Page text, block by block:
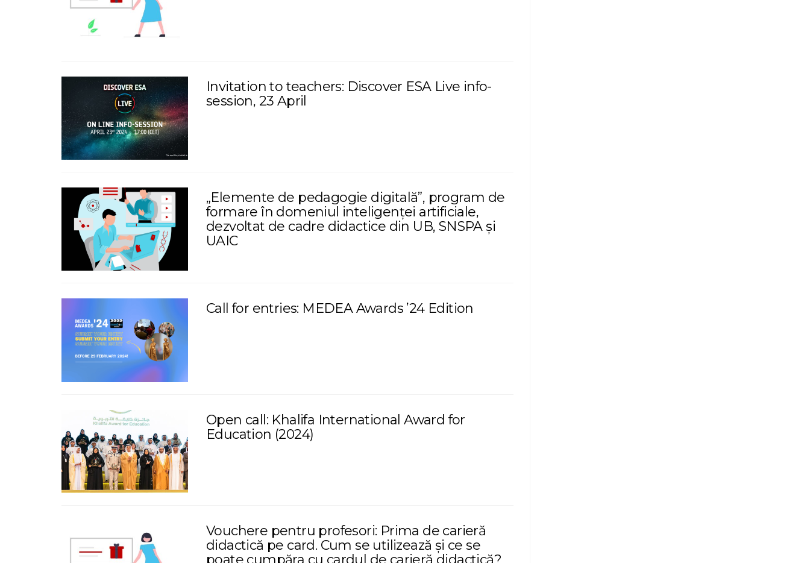
Invitation to teachers: Discover ESA Live info-
session, 23 April
„Elemente de pedagogie digitală”, program de
formare în domeniul inteligenței artificiale,
dezvoltat de cadre didactice din UB, SNSPA și
UAIC
Call for entries: MEDEA Awards ’24 Edition
Open call: Khalifa International Award for
Education (2024)
Vouchere pentru profesori: Prima de carieră
didactică pe card. Cum se utilizează și ce se